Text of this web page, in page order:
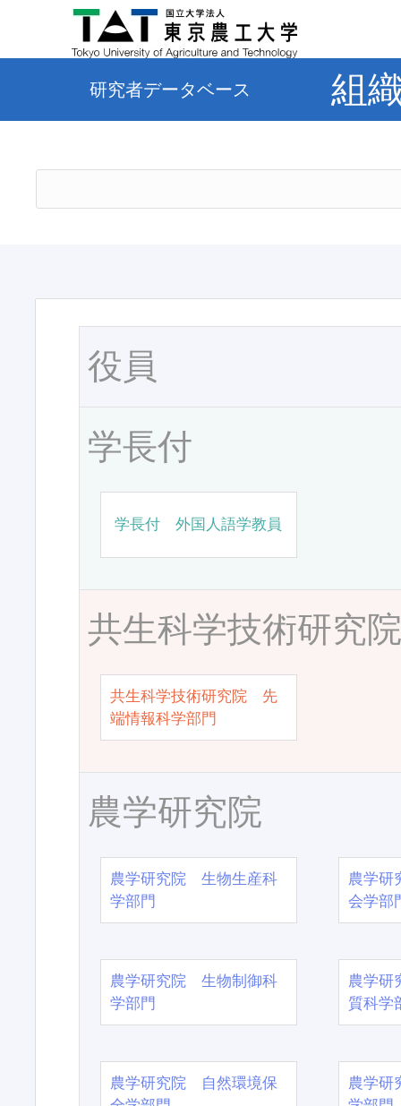
研究者データベース 組
役員
学長付
学長付 外国人語学教員
共生科学技術研究
共生科学技術研究院 先
端情報科学部門
農学研究院
農学研究院 生物生産科
学部門
農学
会学部
農学研究院 生物制御科
学部門
農学
質科学
農学研究院 自然環境保
農学